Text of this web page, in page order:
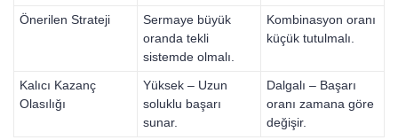
Önerilen Strateji
Sermaye büyük
oranda tekli
sistemde olmalı.
Kombinasyon oranı
küçük tutulmalı.
Kalıcı Kazanç
Olasılığı
Yüksek – Uzun
soluklu başarı
sunar.
Dalgalı – Başarı
oranı zamana göre
değişir.